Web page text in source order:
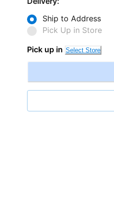
Ship to Address
Pick Up in Store
Pick up in Select Store